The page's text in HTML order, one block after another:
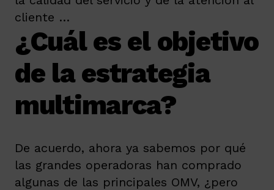
cliente …
¿Cuál es el objetivo
de la estrategia
multimarca?
De acuerdo, ahora ya sabemos por qué
las grandes operadoras han comprado
algunas de las principales OMV, ¿pero